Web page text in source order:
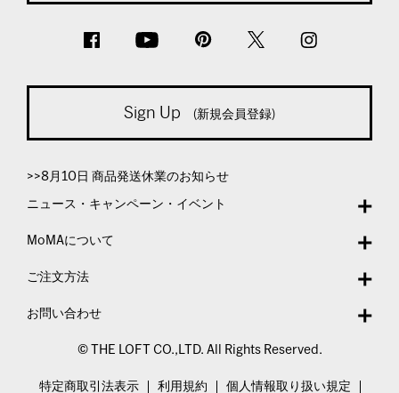
Sign Up (新規会員登録)
>>8月10日 商品発送休業のお知らせ
ニュース・キャンペーン・イベント
MoMAについて
ご注文方法
お問い合わせ
© THE LOFT CO.,LTD. All Rights Reserved.
特定商取引法表示 利用規約 個人情報取り扱い規定